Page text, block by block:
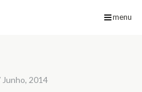
menu
Junho, 2014